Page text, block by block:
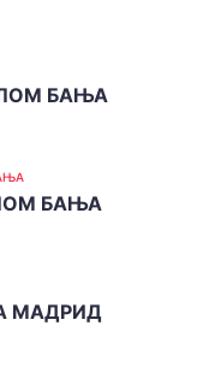
БАЊА
БАЊА
МАДРИД